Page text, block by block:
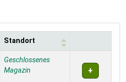
Standort
Geschlossenes
Magazin